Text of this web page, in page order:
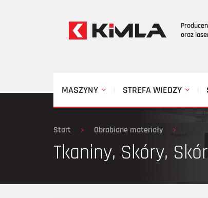
oraz
MASZYNY STREFA WIEDZY
Start Obrabiane materiały
Tkaniny, Skóry,